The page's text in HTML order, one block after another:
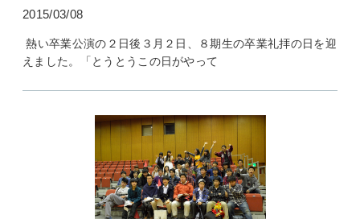
2015/03/08
熱い卒業公演の２日後３月２日、８期生の卒業礼拝の日を迎
えました。「とうとうこの日がやって